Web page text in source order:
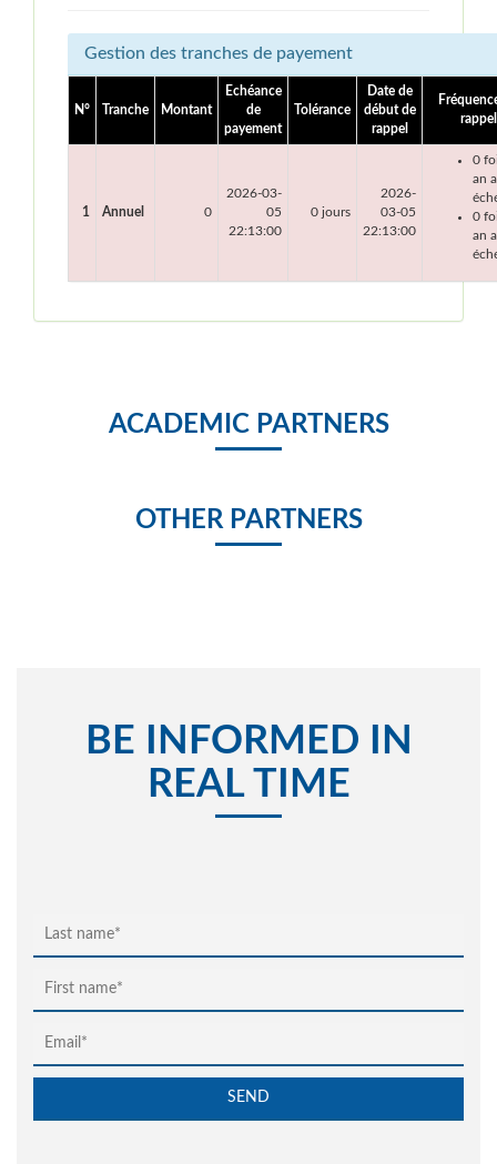
Gestion des tranches de payement
N° Tranche Montant
Echéance
de
payement
Tolérance
Date de
début de
rappel
rappel
1 Annuel 0
2026-03-
05
22:13:00
0 jours
2026-
03-05
22:13:00
0
an
0
an
ACADEMIC PARTNERS
OTHER PARTNERS
BE INFORMED IN
REAL TIME